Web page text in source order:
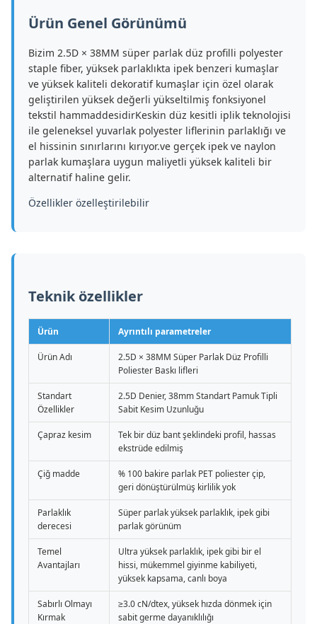
Ürün Genel Görünümü
Bizim 2.5D × 38MM süper parlak düz profilli polyester
staple fiber, yüksek parlaklıkta ipek benzeri kumaşlar
ve yüksek kaliteli dekoratif kumaşlar için özel olarak
geliştirilen yüksek değerli yükseltilmiş fonksiyonel
tekstil hammaddesidirKeskin düz kesitli iplik teknolojisi
ile geleneksel yuvarlak polyester liflerinin parlaklığı ve
el hissinin sınırlarını kırıyor.ve gerçek ipek ve naylon
parlak kumaşlara uygun maliyetli yüksek kaliteli bir
alternatif haline gelir.
Özellikler özelleştirilebilir
Teknik özellikler
Ürün Ayrıntılı parametreler
Ürün Adı
2.5D × 38MM Süper Parlak Düz Profilli
Poliester Baskı lifleri
Standart
Özellikler
2.5D Denier, 38mm Standart Pamuk Tipli
Sabit Kesim Uzunluğu
Çapraz kesim
Tek bir düz bant şeklindeki profil, hassas
ekstrüde edilmiş
Çiğ madde
% 100 bakire parlak PET poliester çip,
geri dönüştürülmüş kirlilik yok
Parlaklık
derecesi
Süper parlak yüksek parlaklık, ipek gibi
parlak görünüm
Temel
Avantajları
Ultra yüksek parlaklık, ipek gibi bir el
hissi, mükemmel giyinme kabiliyeti,
yüksek kapsama, canlı boya
Sabırlı Olmayı
Kırmak
≥3.0 cN/dtex, yüksek hızda dönmek için
sabit germe dayanıklılığı